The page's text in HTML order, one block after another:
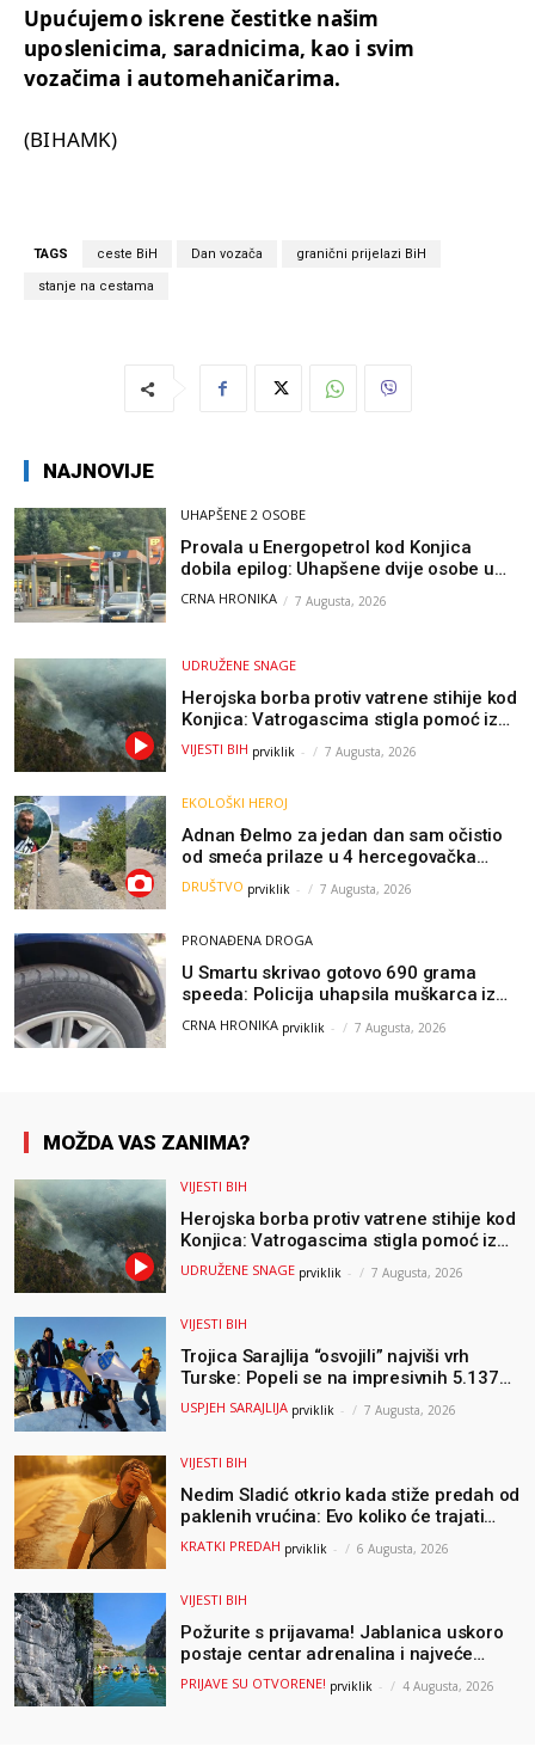
Upućujemo iskrene čestitke našim
uposlenicima, saradnicima, kao i svim
vozačima i automehaničarima.
(BIHAMK)
TAGS ceste BiH Dan vozača granični prijelazi BiH
stanje na cestama
NAJNOVIJE
UHAPŠENE 2 OSOBE
Provala u Energopetrol kod Konjica
dobila epilog: Uhapšene dvije osobe u
Čapljini i Jablanici
CRNA HRONIKA 7 Augusta, 2026
UDRUŽENE SNAGE
Herojska borba protiv vatrene stihije kod
Konjica: Vatrogascima stigla pomoć iz
Sarajeva, helikopteri i Air Tractori
udružili snage
VIJESTI BIH prviklik - 7 Augusta, 2026
EKOLOŠKI HEROJ
Adnan Đelmo za jedan dan sam očistio
od smeća prilaze u 4 hercegovačka
grada: “Danas nisam čistio samo smeće,
čistio sam sliku o nama”
DRUŠTVO prviklik - 7 Augusta, 2026
PRONAĐENA DROGA
U Smartu skrivao gotovo 690 grama
speeda: Policija uhapsila muškarca iz
Hercegovine
CRNA HRONIKA prviklik - 7 Augusta, 2026
MOŽDA VAS ZANIMA?
VIJESTI BIH
Herojska borba protiv vatrene stihije kod
Konjica: Vatrogascima stigla pomoć iz
Sarajeva, helikopteri i Air Tractori
UDRUŽENE SNAGE prviklik - 7 Augusta, 2026
VIJESTI BIH
Trojica Sarajlija “osvojili” najviši vrh
Turske: Popeli se na impresivnih 5.137
metara
USPJEH SARAJLIJA prviklik - 7 Augusta, 2026
VIJESTI BIH
Nedim Sladić otkrio kada stiže predah od
paklenih vrućina: Evo koliko će trajati
osvježenje u BiH
KRATKI PREDAH prviklik - 6 Augusta, 2026
VIJESTI BIH
Požurite s prijavama! Jablanica uskoro
postaje centar adrenalina i najveće
outdoor avanture ovog ljeta
PRIJAVE SU OTVORENE! prviklik - 4 Augusta, 2026